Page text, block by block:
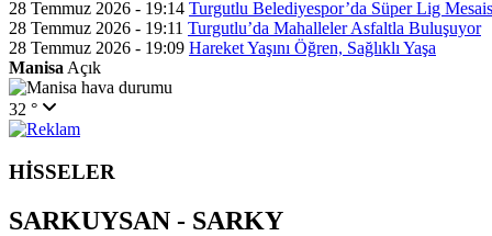
28 Temmuz 2026 - 19:14 Turgutlu Belediyespor’da Süper Lig
28 Temmuz 2026 - 19:11 Turgutlu’da Mahalleler Asfaltla Buluşuyor
28 Temmuz 2026 - 19:09 Hareket Yaşını Öğren, Sağlıklı Yaşa
Manisa Açık
32 °
HİSSELER
SARKUYSAN - SARKY